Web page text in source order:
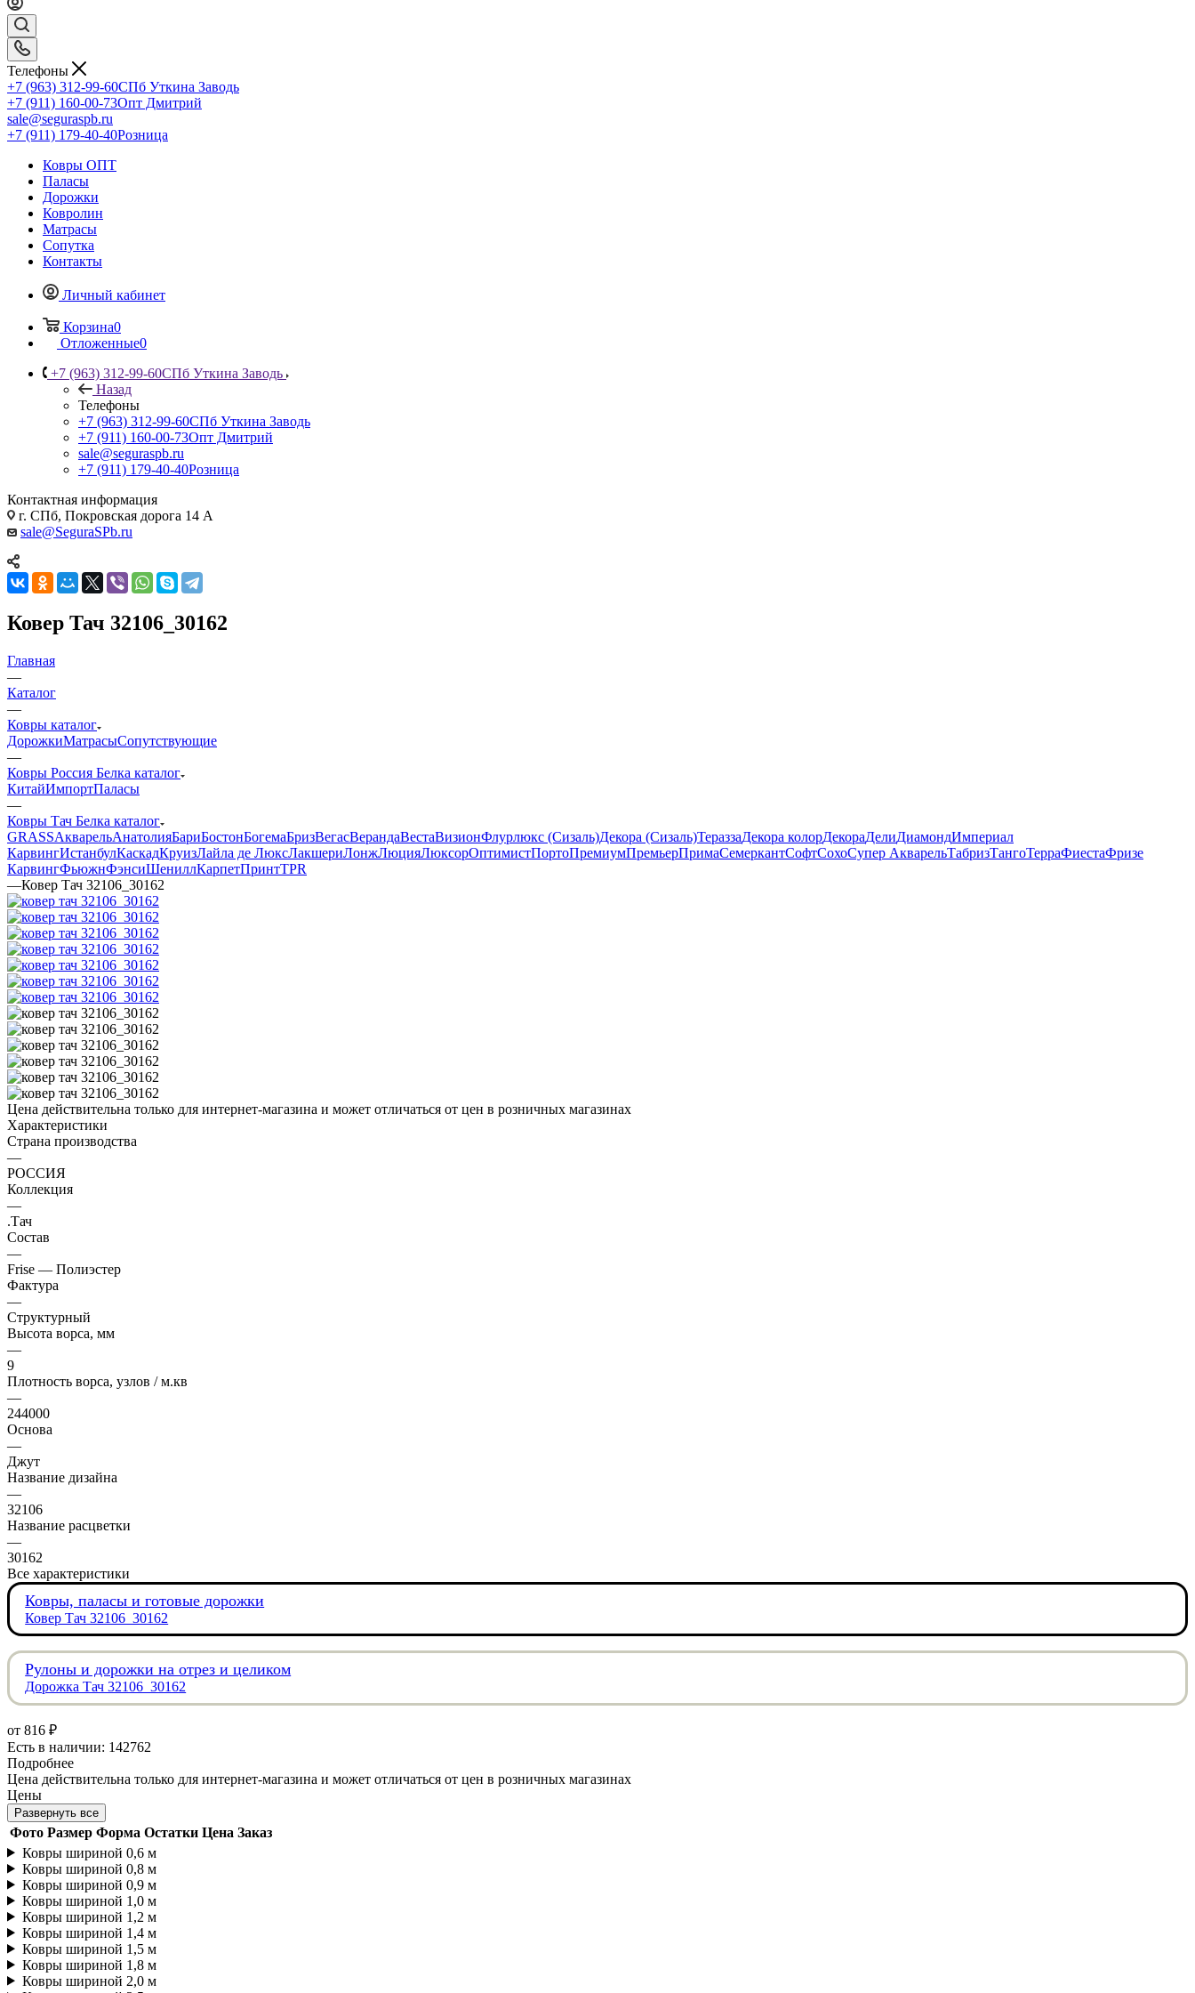
Телефоны
+7 (963) 312-99-60СПб Уткина Заводь
+7 (911) 160-00-73Опт Дмитрий
sale@seguraspb.ru
+7 (911) 179-40-40Розница
Ковры ОПТ
Паласы
Дорожки
Ковролин
Матрасы
Сопутка
Контакты
Личный кабинет
Корзина0
Отложенные0
+7 (963) 312-99-60СПб Уткина Заводь
Назад
Телефоны
+7 (963) 312-99-60СПб Уткина Заводь
+7 (911) 160-00-73Опт Дмитрий
sale@seguraspb.ru
+7 (911) 179-40-40Розница
Контактная информация
г. СПб, Покровская дорога 14 А
sale@SeguraSPb.ru
Ковер Тач 32106_30162
Главная
—
Каталог
—
Ковры каталог
ДорожкиМатрасыСопутствующие
—
Ковры Россия Белка каталог
КитайИмпортПаласы
—
Ковры Тач Белка каталог
GRASSАкварельАнатолияБариБостонБогемаБризВегасВерандаВестаВизионФлурлюкс (Сизаль)Декора (Сизаль)ТераззаДекора колорДекораДелиДиамондИмпериал
КарвингИстанбулКаскадКруизЛайла де ЛюксЛакшериЛонжЛюцияЛюксорОптимистПортоПремиумПремьерПримаСемеркантСофтСохоСупер АкварельТабризТангоТерраФиестаФризе
КарвингФьюжнФэнсиШениллКарпетПринтTPR
—Ковер Тач 32106_30162
Цена действительна только для интернет-магазина и может отличаться от цен в розничных магазинах
Характеристики
Страна производства
—
РОССИЯ
Коллекция
—
.Тач
Состав
—
Frise — Полиэстер
Фактура
—
Структурный
Высота ворса, мм
—
9
Плотность ворса, узлов / м.кв
—
244000
Основа
—
Джут
Название дизайна
—
32106
Название расцветки
—
30162
Все характеристики
Ковры, паласы и готовые дорожки
Ковер Тач 32106_30162
Рулоны и дорожки на отрез и целиком
Дорожка Тач 32106_30162
от 816 ₽
Есть в наличии: 142762
Подробнее
Цена действительна только для интернет-магазина и может отличаться от цен в розничных магазинах
Цены
Развернуть все
Фото Размер Форма Остатки Цена Заказ
Ковры шириной 0,6 м
Ковры шириной 0,8 м
Ковры шириной 0,9 м
Ковры шириной 1,0 м
Ковры шириной 1,2 м
Ковры шириной 1,4 м
Ковры шириной 1,5 м
Ковры шириной 1,8 м
Ковры шириной 2,0 м